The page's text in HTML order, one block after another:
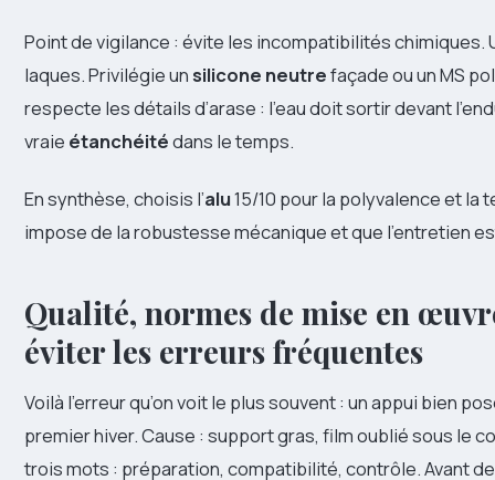
Point de vigilance : évite les incompatibilités
laques. Privilégie unsilicone neutrefaçade ou un MS
respecte les détails d’arase : l’eau doit sortir devant
vraie étanchéitédans le temps.
En synthèse, choisis l’alu15/10 pour la polyvalence et la
impose de la robustesse mécanique et que l’entretien
Qualité, normes de mise en
éviter les erreurs fréquentes
Voilà l’erreur qu’on voit le plus souvent : un appui bien
premier hiver. Cause : support gras, film oublié sous le
trois mots : préparation, compatibilité, contrôle. Avant